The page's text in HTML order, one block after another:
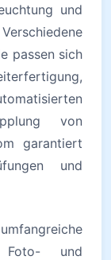
und
passen sich
von
garantiert
und
Foto- und